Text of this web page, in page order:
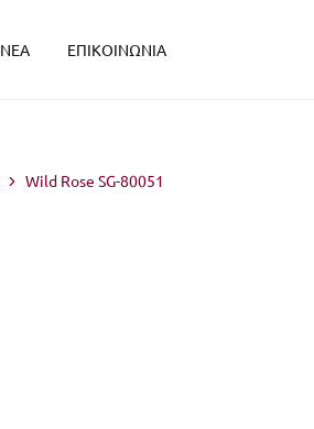
ΝΕΑ ΕΠΙΚΟΙΝΩΝΙΑ
Wild Rose SG-80051